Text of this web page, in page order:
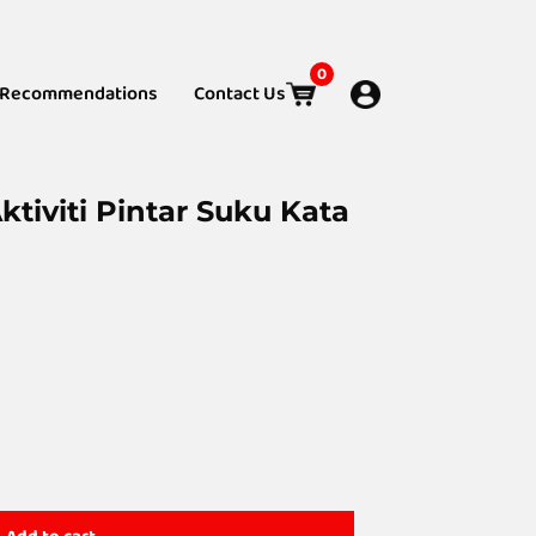
Recommendations Contact Us
0
Pintar Suku Kata